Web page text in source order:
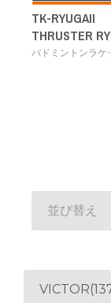
TK-RYUGAII
THRUSTER
バドミントンラケ
並び替え